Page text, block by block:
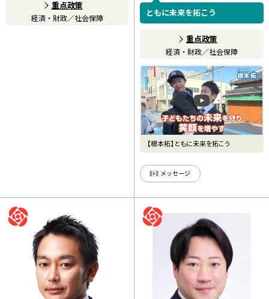
重点政策
経済・財政／社会保障
ともに未来を拓こう
重点政策
経済・財政／社会保障
【根本拓】ともに未来を拓こう
メッセージ